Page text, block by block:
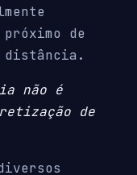
de
distância.
não é
de